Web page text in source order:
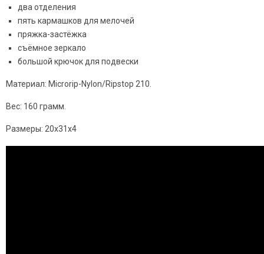
два отделения
пять кармашков для мелочей
пряжка-застёжка
съёмное зеркало
большой крючок для подвески
Материал: Microrip-Nylon/Ripstop 210.
Вес: 160 грамм.
Размеры: 20x31x4